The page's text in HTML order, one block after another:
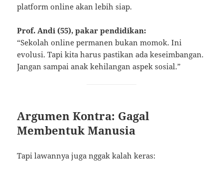
platform online akan lebih siap.
Prof. Andi (55), pakar pendidikan:
“Sekolah online permanen bukan momok. Ini
evolusi. Tapi kita harus pastikan ada keseimbangan.
Jangan sampai anak kehilangan aspek sosial.”
Argumen Kontra: Gagal
Membentuk Manusia
Tapi lawannya juga nggak kalah keras: